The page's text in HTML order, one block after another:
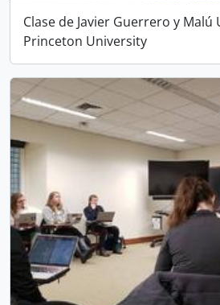
Clase de Javier Guerrero y Malú
Princeton University